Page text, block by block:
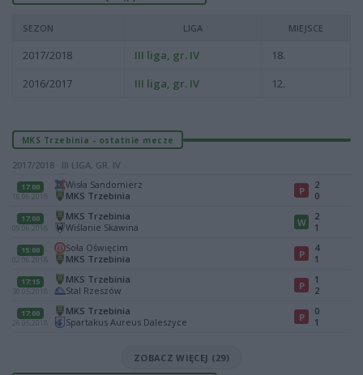
SEZON LIGA MIEJSCE
2017/2018 III liga, gr. IV
18.
2016/2017
III liga, gr. IV 12.
MKS Trzebinia - ostatnie mecze
2017/2018 · III LIGA, GR. IV
17:00
16.06.2018
Wisła Sandomierz
MKS Trzebinia
P
2
0
17:00
09.06.2018
MKS Trzebinia
Wiślanie Skawina
W
2
1
15:00
02.06.2018
Soła Oświęcim
MKS Trzebinia
P
4
1
17:15
30.05.2018
MKS Trzebinia
Stal Rzeszów
P
1
2
17:00
26.05.2018
MKS Trzebinia
Spartakus Aureus Daleszyce
P
0
1
ZOBACZ WIĘCEJ (29)